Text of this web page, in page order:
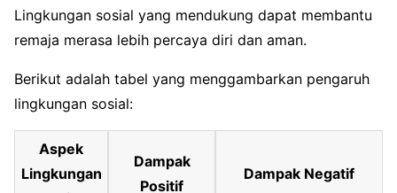
Lingkungan sosial yang mendukung dapat membantu
remaja merasa lebih percaya diri dan aman.
Berikut adalah tabel yang menggambarkan pengaruh
lingkungan sosial:
Aspek
Lingkungan
Dampak
Positif
Dampak Negatif